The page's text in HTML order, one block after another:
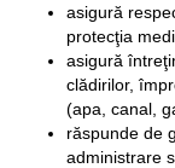
asigură
protecţia
asigură
clădirilor,
(apa, canal,
răspunde de
administrare